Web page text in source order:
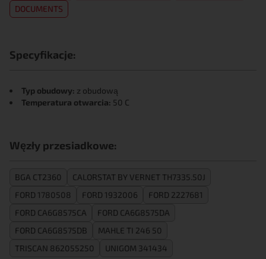
DOCUMENTS
Specyfikacje:
Typ obudowy: z obudową
Temperatura otwarcia: 50 C
Węzły przesiadkowe:
BGA CT2360
CALORSTAT BY VERNET TH7335.50J
FORD 1780508
FORD 1932006
FORD 2227681
FORD CA6G8575CA
FORD CA6G8575DA
FORD CA6G8575DB
MAHLE TI 246 50
TRISCAN 862055250
UNIGOM 341434